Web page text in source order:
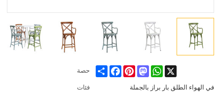
حصة Share
FacebookPinterest
Mastodon
WhatsApp X
فئات
في الهواء الطلق بار براز بالجملة